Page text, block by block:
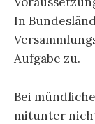
In
Aufgabe zu.
Bei
mitunter